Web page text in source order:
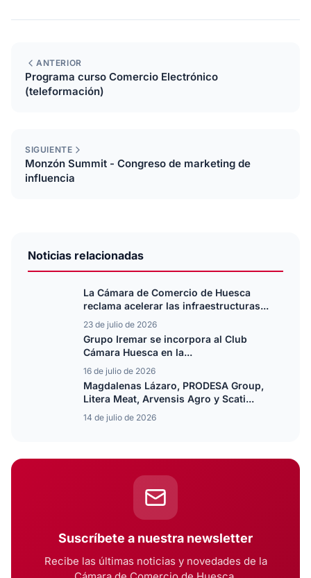
ANTERIOR
Programa curso Comercio Electrónico
(teleformación)
SIGUIENTE
Monzón Summit - Congreso de marketing de
influencia
Noticias relacionadas
La Cámara de Comercio de Huesca
reclama acelerar las infraestructuras...
23 de julio de 2026
Grupo Iremar se incorpora al Club
Cámara Huesca en la...
16 de julio de 2026
Magdalenas Lázaro, PRODESA Group,
Litera Meat, Arvensis Agro y Scati...
14 de julio de 2026
Suscríbete a nuestra newsletter
Recibe las últimas noticias y novedades de la